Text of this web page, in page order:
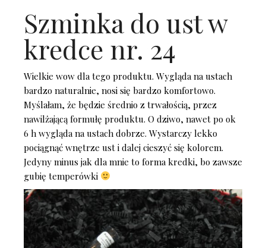
Szminka do ust w
kredce nr. 24
Wielkie wow dla tego produktu. Wygląda na ustach
bardzo naturalnie, nosi się bardzo komfortowo.
Myślałam, że będzie średnio z trwałością, przez
nawilżającą formułę produktu. O dziwo, nawet po ok
6 h wygląda na ustach dobrze. Wystarczy lekko
pociągnąć wnętrze ust i dalej cieszyć się kolorem.
Jedyny minus jak dla mnie to forma kredki, bo zawsze
gubię temperówki